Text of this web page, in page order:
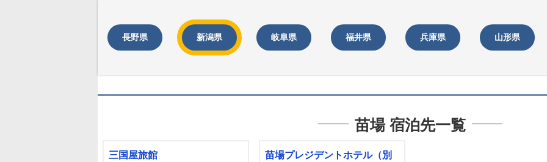
長野県 新潟県 岐阜県 福井県 兵庫県 山形県
苗場 宿泊先一覧
三国屋旅館
苗場プレジデントホテル（別